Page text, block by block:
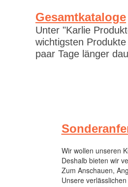
Gesamtkataloge
Unter "Karlie
wichtigsten
paar Tage länger
Wir wollen unseren
Deshalb bieten wir
Zum Anschauen,
Unsere